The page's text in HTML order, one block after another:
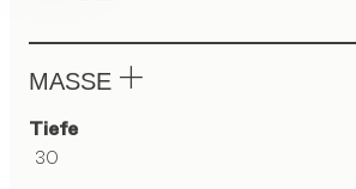
MASSE
Tiefe
30